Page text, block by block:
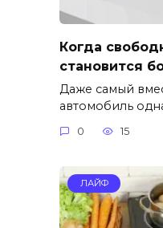
Когда
становится
Даже самый
автомобиль
0 15
ЛАЙФ